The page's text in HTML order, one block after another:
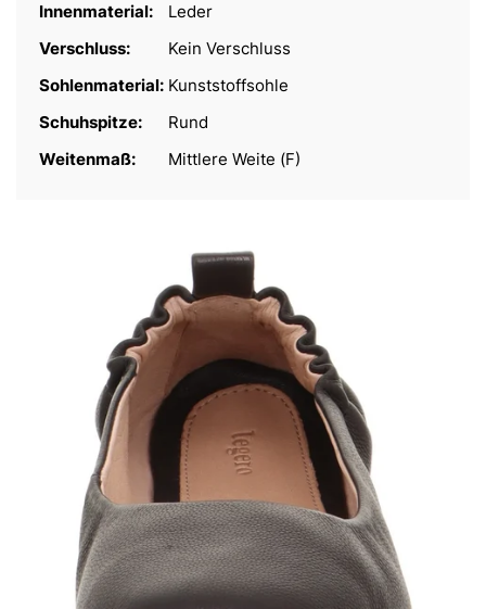
Innenmaterial:
Leder
Verschluss:
Kein Verschluss
Sohlenmaterial: Kunststoffsohle
Schuhspitze:
Rund
Weitenmaß:
Mittlere Weite (F)